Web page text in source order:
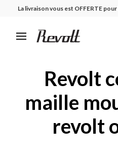
La livraison vous est OFFERTE
Revolt
maille
revolt